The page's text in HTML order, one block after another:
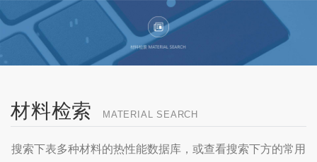
切
材料检索 MATERIAL SEARCH
搜索下表多种材料的热性能数据库，或查看搜索下方的常用